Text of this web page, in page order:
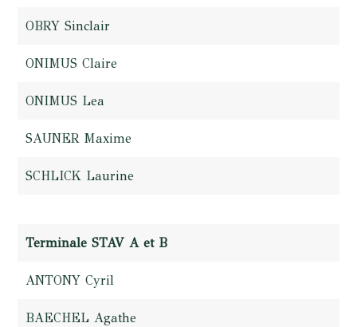
OBRY Sinclair
ONIMUS Claire
ONIMUS Lea
SAUNER Maxime
SCHLICK Laurine
Terminale STAV A et B
ANTONY Cyril
BAECHEL Agathe